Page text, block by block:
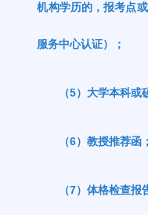
机构学历的，报考点
服务中心认证）；
（5）大学本科或
（6）教授推荐函；
（7）体格检查报